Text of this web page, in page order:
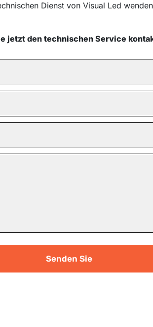
Dienst von Visual Led wenden
jetzt den technischen Service